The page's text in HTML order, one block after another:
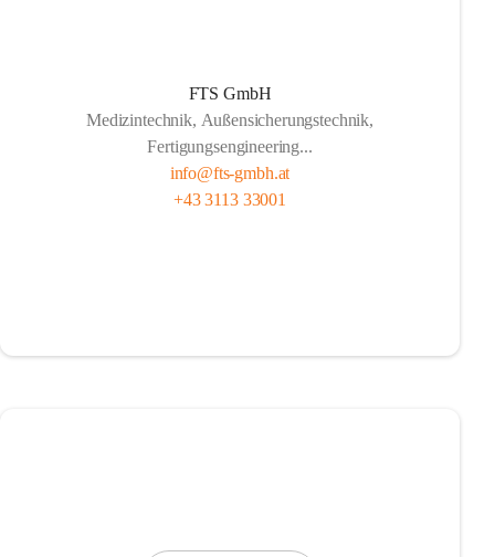
FTS GmbH
Medizintechnik, Außensicherungstechnik,
Fertigungsengineering...
info@fts-gmbh.at
+43 3113 33001